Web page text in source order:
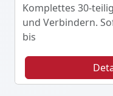
Komplettes 30-
und Verbindern.
bis